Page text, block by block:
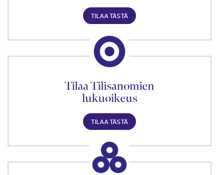
TILAA TÄSTÄ
Tilaa Tilisanomien
lukuoikeus
TILAA TÄSTÄ